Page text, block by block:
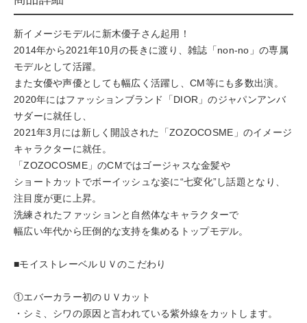
新イメージモデルに新木優子さん起用！
2014年から2021年10月の長きに渡り、雑誌「non-no」の専属
モデルとして活躍。
また女優や声優としても幅広く活躍し、CM等にも多数出演。
2020年にはファッションブランド「DIOR」のジャパンアンバ
サダーに就任し、
2021年3月には新しく開設された「ZOZOCOSME」のイメージ
キャラクターに就任。
「ZOZOCOSME」のCMではゴージャスな金髪や
ショートカットでボーイッシュな姿に“七変化”し話題となり、
注目度が更に上昇。
洗練されたファッションと自然体なキャラクターで
幅広い年代から圧倒的な支持を集めるトップモデル。
■モイストレーベルＵＶのこだわり
①エバーカラー初のＵＶカット
・シミ、シワの原因と言われている紫外線をカットします。